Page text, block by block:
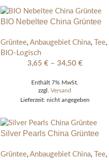
BIO Nebeltee China Grüntee
Grüntee, Anbaugebiet China, Tee,
BIO-Logisch
3,65 € – 34,50 €
Enthält 7% MwSt.
zzgl. Versand
Lieferzeit: nicht angegeben
Silver Pearls China Grüntee
Grüntee, Anbaugebiet China, Tee,